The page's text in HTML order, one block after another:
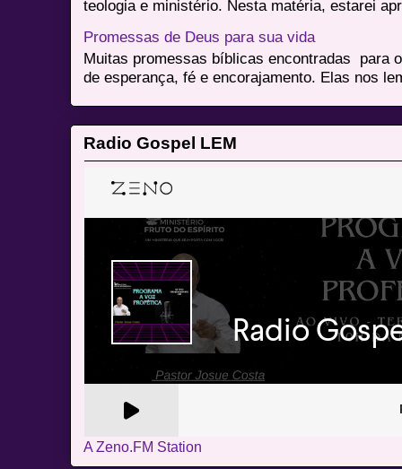
teologia e ministério. Nesta matéria, estarei
Promessas de Deus para sua vida
Muitas promessas bíblicas encontradas para
de esperança, fé e encorajamento. Elas nos
Radio Gospel LEM
A Zeno.FM Station